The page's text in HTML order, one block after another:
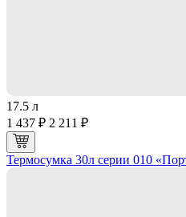
17.5 л
1 437 ₽ 2 211 ₽
Термосумка 30л серии 010